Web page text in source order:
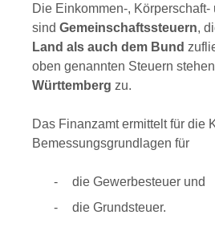
Die Einkommen-,
sind Gemeinschaftssteuern,
Land als auch dem Bund
oben genannten Steuern
Württemberg zu.
Das Finanzamt ermittelt für die
Bemessungsgrundlagen für
die Gewerbesteuer und
die Grundsteuer.